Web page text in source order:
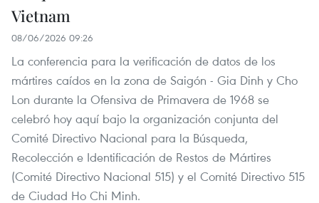
Vietnam
08/06/2026 09:26
La conferencia para la verificación de datos de los
mártires caídos en la zona de Saigón - Gia Dinh y Cho
Lon durante la Ofensiva de Primavera de 1968 se
celebró hoy aquí bajo la organización conjunta del
Comité Directivo Nacional para la Búsqueda,
Recolección e Identificación de Restos de Mártires
(Comité Directivo Nacional 515) y el Comité Directivo 515
de Ciudad Ho Chi Minh.